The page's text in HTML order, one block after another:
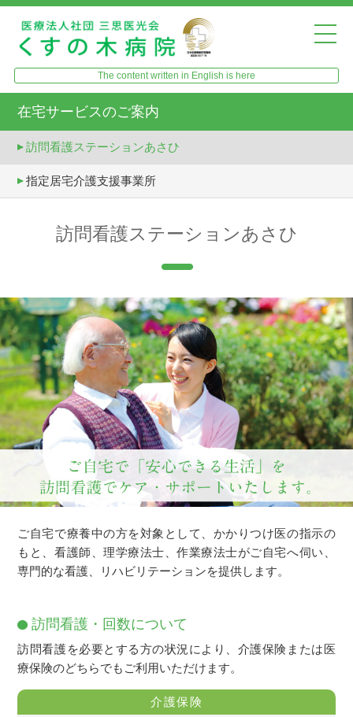
The content written in English is here
在宅サービスのご案内
訪問看護ステーションあさひ
ご自宅で療養中の方を対象として、かかりつけ医の指示の
もと、看護師、理学療法士、作業療法士がご自宅へ伺い、
専門的な看護、リハビリテーションを提供します。
訪問看護・回数について
訪問看護を必要とする方の状況により、介護保険または医
療保険のどちらでもご利用いただけます。
介護保険
訪問看護ステーションあさひ
指定居宅介護支援事業所